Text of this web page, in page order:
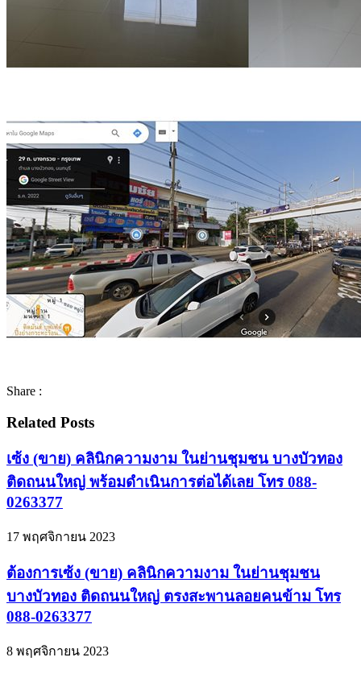
Share :
Related Posts
เซ้ง (ขาย) คลินิกความงาม ในย่านชุมชน บางบัวทอง
ติดถนนใหญ่ พร้อมดำเนินการต่อได้เลย โทร 088-
0263377
17 พฤศจิกายน 2023
ต้องการเซ้ง (ขาย) คลินิกความงาม ในย่านชุมชน
บางบัวทอง ติดถนนใหญ่ ตรงสะพานลอยคนข้าม โทร
088-0263377
8 พฤศจิกายน 2023